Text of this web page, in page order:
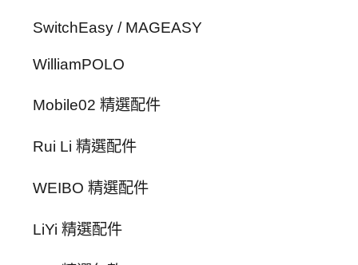
SwitchEasy / MAGEASY
WilliamPOLO
Mobile02 精選配件
Rui Li 精選配件
WEIBO 精選配件
LiYi 精選配件